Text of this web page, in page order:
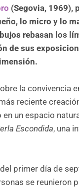
(Segovia, 1969),
lo micro y lo
rebasan los
de sus
la convivencia
reciente
en un espacio
Escondida, una
primer día de
se reunieron